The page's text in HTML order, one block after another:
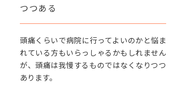
つつある
頭痛くらいで病院に行ってよいのかと悩ま
れている方もいらっしゃるかもしれません
が、頭痛は我慢するものではなくなりつつ
あります。